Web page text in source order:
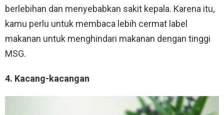
berlebihan dan menyebabkan sakit kepala. Karena itu,
kamu perlu untuk membaca lebih cermat label
makanan untuk menghindari makanan dengan tinggi
MSG.
4. Kacang-kacangan